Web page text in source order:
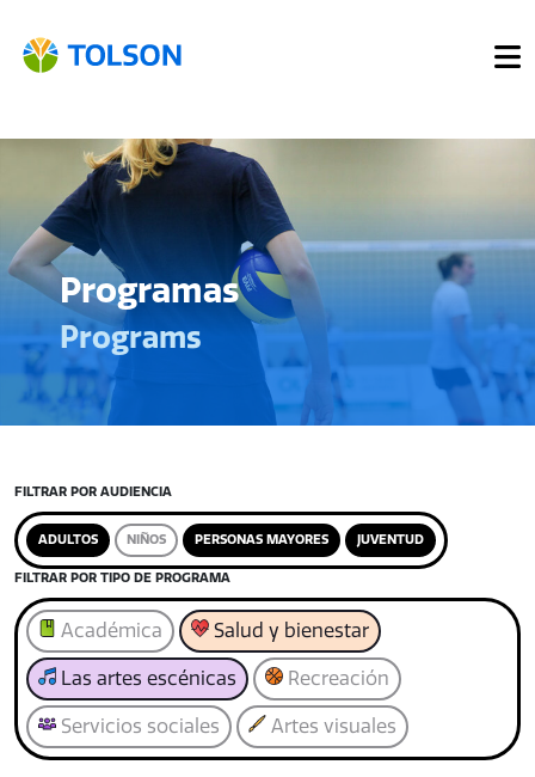
Programas
Programs
FILTRAR POR AUDIENCIA
ADULTOS NIÑOS PERSONAS MAYORES JUVENTUD
FILTRAR POR TIPO DE PROGRAMA
Académica Salud y bienestar
Las artes escénicas Recreación
Servicios sociales Artes visuales